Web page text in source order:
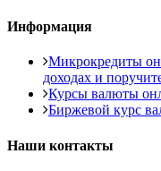
Информация
Микрокредиты
доходах и
Курсы валюты
Биржевой курс
Наши контакты